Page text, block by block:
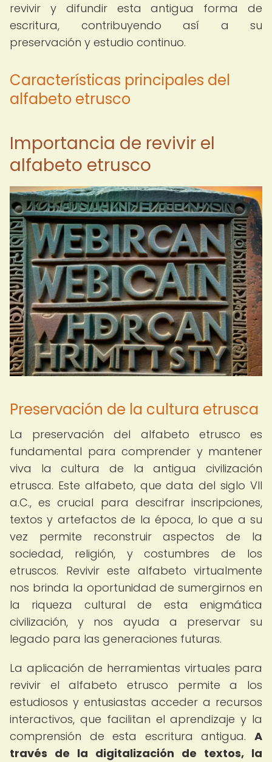
revivir y difundir esta antigua forma de
escritura, contribuyendo así a su
preservación y estudio continuo.
Características principales del
alfabeto etrusco
Importancia de revivir el
alfabeto etrusco
Preservación de la cultura etrusca
La preservación del alfabeto etrusco es
fundamental para comprender y mantener
viva la cultura de la antigua civilización
etrusca. Este alfabeto, que data del siglo VII
a.C., es crucial para descifrar inscripciones,
textos y artefactos de la época, lo que a su
vez permite reconstruir aspectos de la
sociedad, religión, y costumbres de los
etruscos. Revivir este alfabeto virtualmente
nos brinda la oportunidad de sumergirnos en
la riqueza cultural de esta enigmática
civilización, y nos ayuda a preservar su
legado para las generaciones futuras.
La aplicación de herramientas virtuales para
revivir el alfabeto etrusco permite a los
estudiosos y entusiastas acceder a recursos
interactivos, que facilitan el aprendizaje y la
comprensión de esta escritura antigua. A
través de la digitalización de textos, la